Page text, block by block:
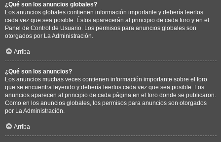
¿Qué son los anuncios globales?
Los anuncios globales contienen información importante y debería leerlos
cada vez que sea posible. Éstos aparecerán al principio de cada foro y en el
Panel de Control de Usuario. Los permisos para anuncios globales son
otorgados por La Administración.
Arriba
¿Qué son los anuncios?
Los anuncios muchas veces contienen información importante sobre el foro
que se encuentra leyendo y debería leerlos cada vez que sea posible. Los
anuncios aparecen al principio de cada página en el foro donde se publicaron.
Como en los anuncios globales, los permisos para anuncios son otorgados
por La Administración.
Arriba